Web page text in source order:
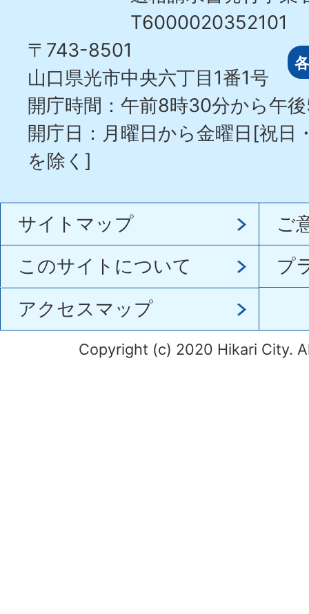
T6000020352101
〒743-8501
山口県光市中央六丁目1番1号
開庁時間：午前8時30分から午
開庁日：月曜日から金曜日[祝日
を除く]
サイトマップ
ご
このサイトについて
プ
アクセスマップ
Copyright (c) 2020 Hikari City.